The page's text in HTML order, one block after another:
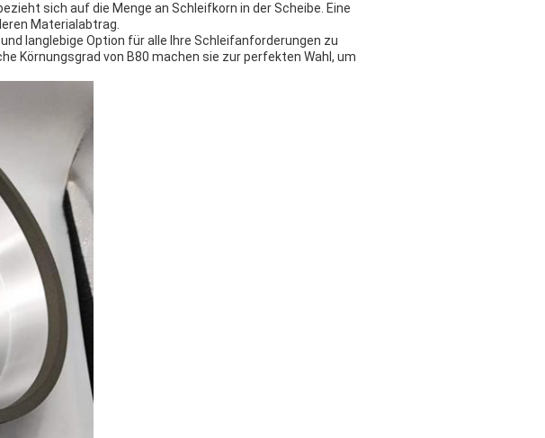
sich auf die Menge an Schleifkorn in der Scheibe. Eine
Materialabtrag.
langlebige Option für alle Ihre Schleifanforderungen zu
Körnungsgrad von B80 machen sie zur perfekten Wahl, um